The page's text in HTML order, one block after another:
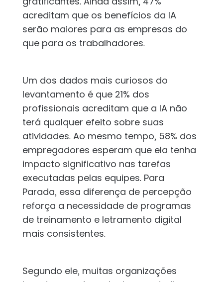
acreditam que os benefícios da IA
serão maiores para as empresas do
que para os trabalhadores.
Um dos dados mais curiosos do
levantamento é que 21% dos
profissionais acreditam que a IA não
terá qualquer efeito sobre suas
atividades. Ao mesmo tempo, 58% dos
empregadores esperam que ela tenha
impacto significativo nas tarefas
executadas pelas equipes. Para
Parada, essa diferença de percepção
reforça a necessidade de programas
de treinamento e letramento digital
mais consistentes.
Segundo ele, muitas organizações